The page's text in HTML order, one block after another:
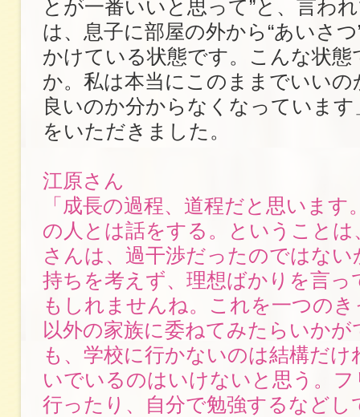
とが一番いいと思って”と、言わ
は、息子に部屋の外から“あいさ
かけている状態です。こんな状態
か。私は本当にこのままでいい
良いのか分からなくなっていま
をいただきました。
江原さん
「成長の過程、道程だと思います
の人とは話をする。ということ
さんは、過干渉だったのではない
持ちを考えず、理想ばかりを言っ
もしれませんね。これを一つの
以外の家族に委ねてみたらいか
も、学校に行かないのは結構だけ
いでいるのはいけないと思う。
行ったり、自分で勉強するなどし